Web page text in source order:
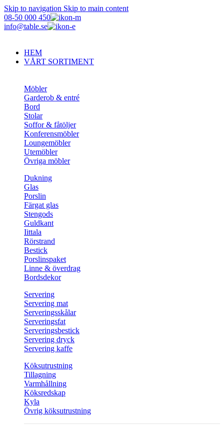
Skip to navigation Skip to main content
08-50 000 450
info@table.se
HEM
VÅRT SORTIMENT
Möbler
Garderob & entré
Bord
Stolar
Soffor & fåtöljer
Konferensmöbler
Loungemöbler
Utemöbler
Övriga möbler
Dukning
Glas
Porslin
Färgat glas
Stengods
Guldkant
Iittala
Rörstrand
Bestick
Porslinspaket
Linne & överdrag
Bordsdekor
Servering
Servering mat
Serveringsskålar
Serveringsfat
Serveringsbestick
Servering dryck
Servering kaffe
Köksutrustning
Tillagning
Varmhållning
Köksredskap
Kyla
Övrig köksutrustning